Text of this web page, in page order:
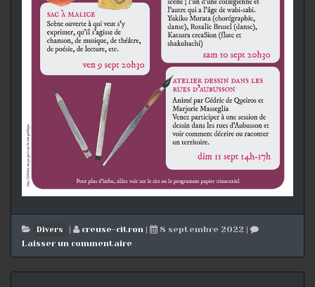
Divers | creuse-citron | 8 septembre 2022 |
Laisser un commentaire